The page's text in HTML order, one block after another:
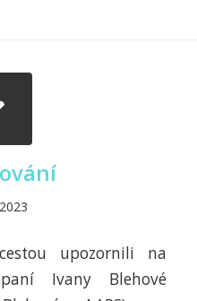
upozornili na
Ivany Blehové